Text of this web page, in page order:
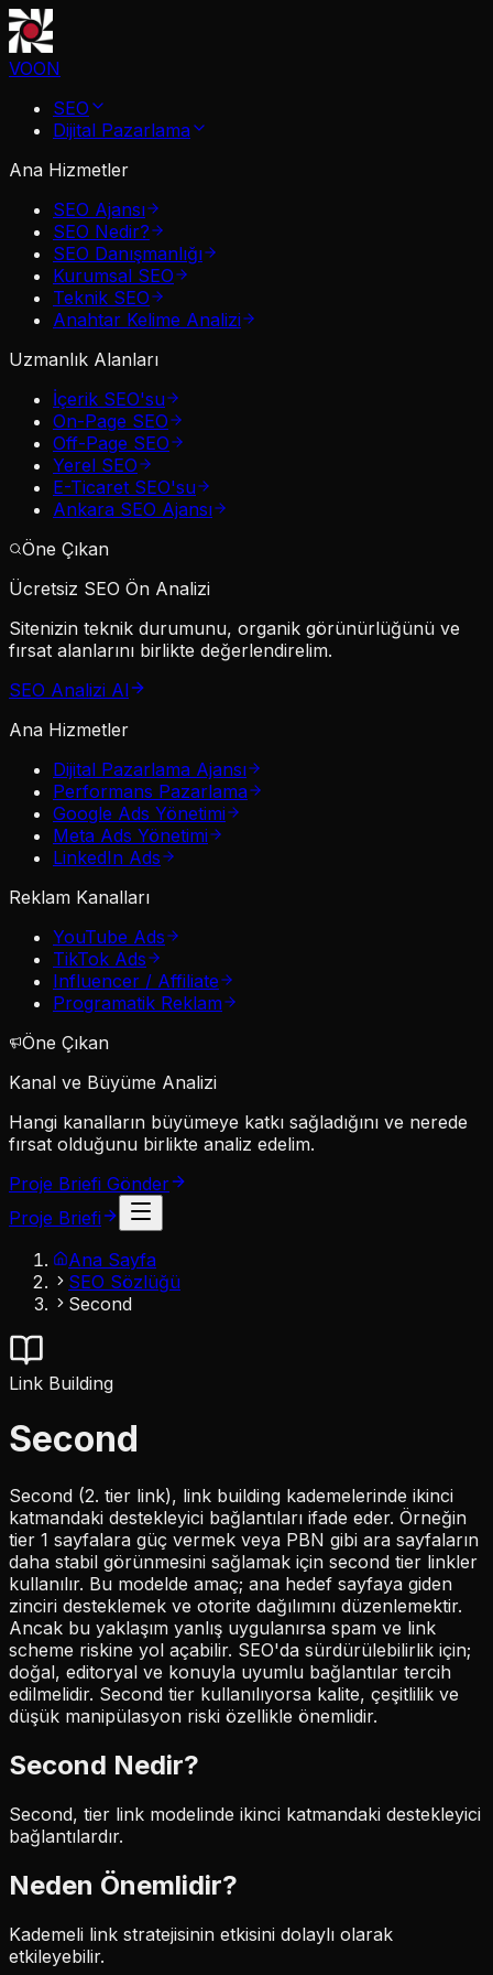
VOON
SEO
Dijital Pazarlama
Ana Hizmetler
SEO Ajansı
SEO Nedir?
SEO Danışmanlığı
Kurumsal SEO
Teknik SEO
Anahtar Kelime Analizi
Uzmanlık Alanları
İçerik SEO'su
On-Page SEO
Off-Page SEO
Yerel SEO
E-Ticaret SEO'su
Ankara SEO Ajansı
Öne Çıkan
Ücretsiz SEO Ön Analizi
Sitenizin teknik durumunu, organik görünürlüğünü ve
fırsat alanlarını birlikte değerlendirelim.
SEO Analizi Al
Ana Hizmetler
Dijital Pazarlama Ajansı
Performans Pazarlama
Google Ads Yönetimi
Meta Ads Yönetimi
LinkedIn Ads
Reklam Kanalları
YouTube Ads
TikTok Ads
Influencer / Affiliate
Programatik Reklam
Öne Çıkan
Kanal ve Büyüme Analizi
Hangi kanalların büyümeye katkı sağladığını ve nerede
fırsat olduğunu birlikte analiz edelim.
Proje Briefi Gönder
Proje Briefi
Ana Sayfa
SEO Sözlüğü
Second
Link Building
Second
Second (2. tier link), link building kademelerinde ikinci
katmandaki destekleyici bağlantıları ifade eder. Örneğin
tier 1 sayfalara güç vermek veya PBN gibi ara sayfaların
daha stabil görünmesini sağlamak için second tier linkler
kullanılır. Bu modelde amaç; ana hedef sayfaya giden
zinciri desteklemek ve otorite dağılımını düzenlemektir.
Ancak bu yaklaşım yanlış uygulanırsa spam ve link
scheme riskine yol açabilir. SEO'da sürdürülebilirlik için;
doğal, editoryal ve konuyla uyumlu bağlantılar tercih
edilmelidir. Second tier kullanılıyorsa kalite, çeşitlilik ve
düşük manipülasyon riski özellikle önemlidir.
Second Nedir?
Second, tier link modelinde ikinci katmandaki destekleyici
bağlantılardır.
Neden Önemlidir?
Kademeli link stratejisinin etkisini dolaylı olarak
etkileyebilir.